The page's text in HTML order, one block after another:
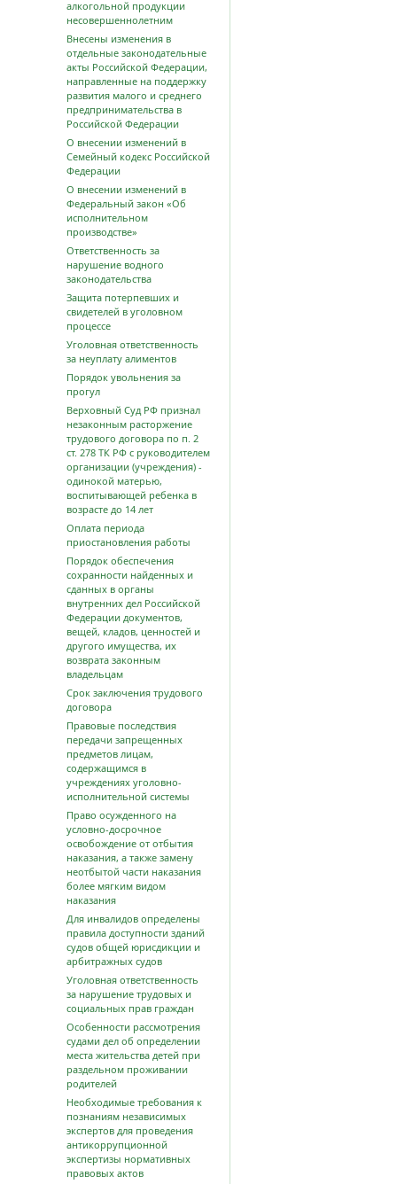
алкогольной продукции
несовершеннолетним
Внесены изменения в
отдельные законодательные
акты Российской Федерации,
направленные на поддержку
развития малого и среднего
предпринимательства в
Российской Федерации
О внесении изменений в
Семейный кодекс Российской
Федерации
О внесении изменений в
Федеральный закон «Об
исполнительном
производстве»
Ответственность за
нарушение водного
законодательства
Защита потерпевших и
свидетелей в уголовном
процессе
Уголовная ответственность
за неуплату алиментов
Порядок увольнения за
прогул
Верховный Суд РФ признал
незаконным расторжение
трудового договора по п. 2
ст. 278 ТК РФ с руководителем
организации (учреждения) -
одинокой матерью,
воспитывающей ребенка в
возрасте до 14 лет
Оплата периода
приостановления работы
Порядок обеспечения
сохранности найденных и
сданных в органы
внутренних дел Российской
Федерации документов,
вещей, кладов, ценностей и
другого имущества, их
возврата законным
владельцам
Срок заключения трудового
договора
Правовые последствия
передачи запрещенных
предметов лицам,
содержащимся в
учреждениях уголовно-
исполнительной системы
Право осужденного на
условно-досрочное
освобождение от отбытия
наказания, а также замену
неотбытой части наказания
более мягким видом
наказания
Для инвалидов определены
правила доступности зданий
судов общей юрисдикции и
арбитражных судов
Уголовная ответственность
за нарушение трудовых и
социальных прав граждан
Особенности рассмотрения
судами дел об определении
места жительства детей при
раздельном проживании
родителей
Необходимые требования к
познаниям независимых
экспертов для проведения
антикоррупционной
экспертизы нормативных
правовых актов